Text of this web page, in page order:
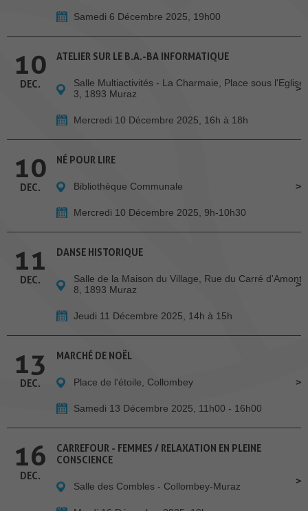
Samedi 6 Décembre 2025, 19h00
10
DEC.
ATELIER SUR LE B.A.-BA INFORMATIQUE
Salle Multiactivités - La Charmaie, Place sous l'Eglise
3, 1893 Muraz
Mercredi 10 Décembre 2025, 16h à 18h
10
DEC.
NÉ POUR LIRE
Bibliothèque Communale
Mercredi 10 Décembre 2025, 9h-10h30
11
DEC.
DANSE HISTORIQUE
Salle de la Maison du Village, Rue du Carré d'Amont
8, 1893 Muraz
Jeudi 11 Décembre 2025, 14h à 15h
13
DEC.
MARCHÉ DE NOËL
Place de l'étoile, Collombey
Samedi 13 Décembre 2025, 11h00 - 16h00
16
DEC.
CARREFOUR - FEMMES / RELAXATION EN PLEINE
CONSCIENCE
Salle des Combles - Collombey-Muraz